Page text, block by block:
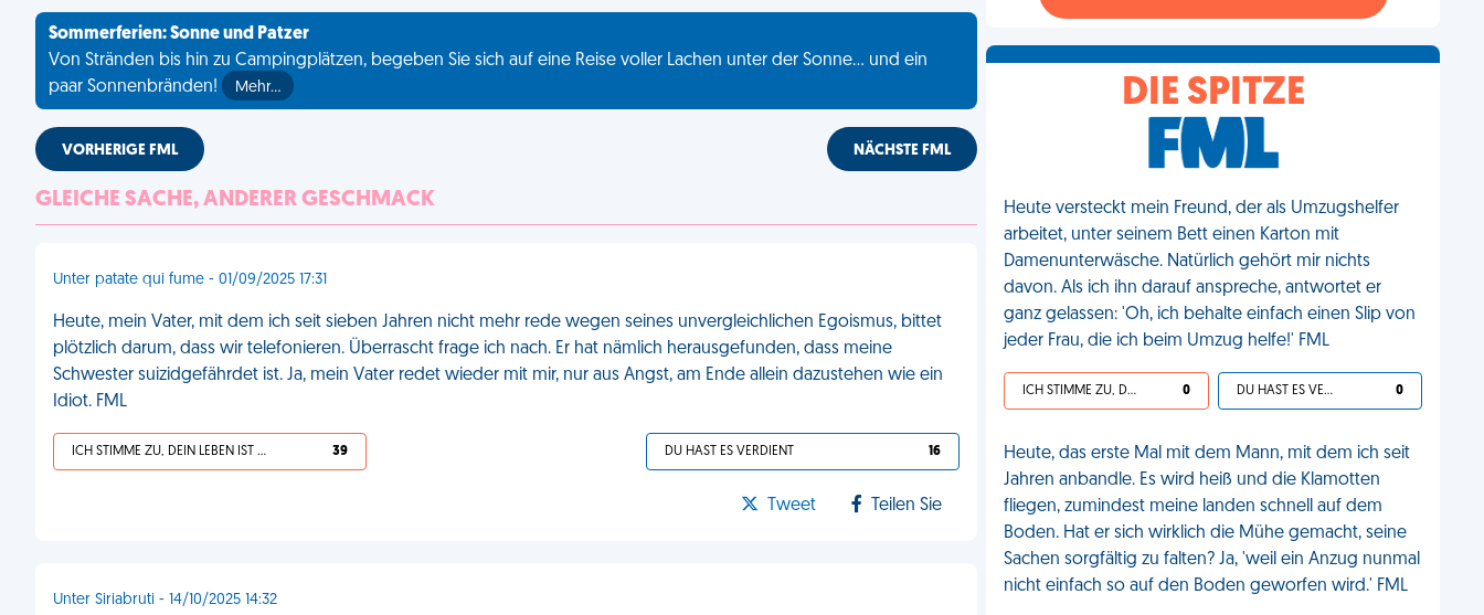
Sommerferien: Sonne und Patzer
Von Stränden bis hin zu Campingplätzen, begeben Sie sich auf eine Reise voller Lachen unter der Sonne... und ein
paar Sonnenbränden!
Mehr…
VORHERIGE FML NÄCHSTE FML
GLEICHE SACHE, ANDERER GESCHMACK
Unter patate qui fume - 01/09/2025 17:31
Heute, mein Vater, mit dem ich seit sieben Jahren nicht mehr rede wegen seines unvergleichlichen Egoismus, bittet
plötzlich darum, dass wir telefonieren. Überrascht frage ich nach. Er hat nämlich herausgefunden, dass meine
Schwester suizidgefährdet ist. Ja, mein Vater redet wieder mit mir, nur aus Angst, am Ende allein dazustehen wie ein
Idiot. FML
ICH STIMME ZU, DEIN LEBEN IST SCHEISSE 39 DU HAST ES VERDIENT 16
Tweet Teilen Sie
Unter Siriabruti - 14/10/2025 14:32
DIE SPITZE
Heute versteckt mein Freund, der als Umzugshelfer
arbeitet, unter seinem Bett einen Karton mit
Damenunterwäsche. Natürlich gehört mir nichts
davon. Als ich ihn darauf anspreche, antwortet er
ganz gelassen: 'Oh, ich behalte einfach einen Slip von
jeder Frau, die ich beim Umzug helfe!' FML
ICH STIMME ZU, DEIN LEBEN IST SCHEISSE 0 DU HAST ES VERDIENT 0
Heute, das erste Mal mit dem Mann, mit dem ich seit
Jahren anbandle. Es wird heiß und die Klamotten
fliegen, zumindest meine landen schnell auf dem
Boden. Hat er sich wirklich die Mühe gemacht, seine
Sachen sorgfältig zu falten? Ja, 'weil ein Anzug nunmal
nicht einfach so auf den Boden geworfen wird.' FML